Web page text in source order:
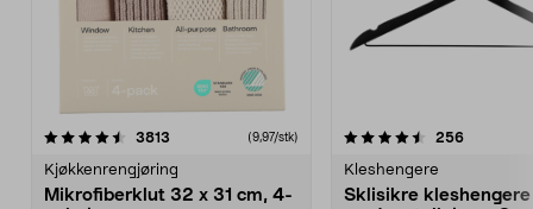
3813 anmeldelser(9,97/stk)
Kjøkkenrengjøring
Mikrofiberklut 32 x 31 cm, 4-
4.5av 5 stjerner 256
Kleshengere
Sklisikre
4.5av 5 stjerner